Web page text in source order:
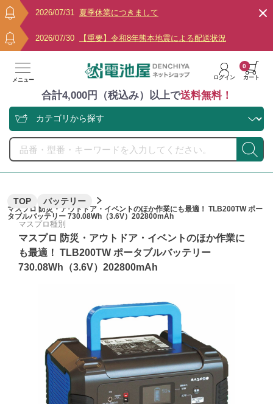
2026/07/31 夏季休業につきまして
2026/07/30 【重要】令和8年熊本地震による配送状況
メニュー ログイン カート
0
合計4,000円（税込み）以上で送料無料！
TOP バッテリー
マスプロ 防災・アウトドア・イベントのほか作業にも最適！ TLB200TW ポー
タブルバッテリー 730.08Wh（3.6V）202800mAh
マスプロ種別
マスプロ 防災・アウトドア・イベントのほか作業に
も最適！ TLB200TW ポータブルバッテリー
730.08Wh（3.6V）202800mAh